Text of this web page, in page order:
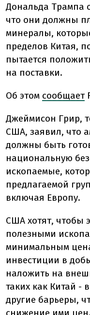
Дональда Трампа
что они должны
минералы,
пределов Китая,
пытается
на поставки.
Об этом сообщает
Джеймисон Грир,
США, заявил, что
должны быть
национальную
ископаемые,
предлагаемой
включая Европу.
США хотят, чтобы
полезными
минимальным
инвестиции в
наложить на
таких как Китай
другие барьеры,
снижение ими цен.